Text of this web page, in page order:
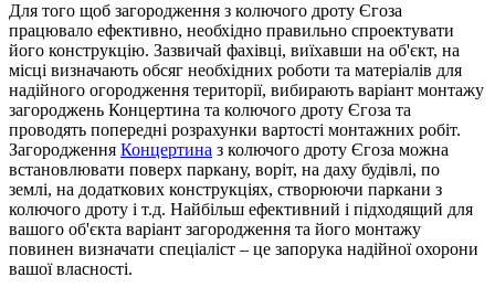
Для того щоб загородження з колючого дроту Єгоза
працювало ефективно, необхідно правильно спроектувати
його конструкцію. Зазвичай фахівці, виїхавши на об'єкт, на
місці визначають обсяг необхідних роботи та матеріалів для
надійного огородження території, вибирають варіант монтажу
загороджень Концертина та колючого дроту Єгоза та
проводять попередні розрахунки вартості монтажних робіт.
Загородження Концертина з колючого дроту Єгоза можна
встановлювати поверх паркану, воріт, на даху будівлі, по
землі, на додаткових конструкціях, створюючи паркани з
колючого дроту і т.д. Найбільш ефективний і підходящий для
вашого об'єкта варіант загородження та його монтажу
повинен визначати спеціаліст – це запорука надійної охорони
вашої власності.